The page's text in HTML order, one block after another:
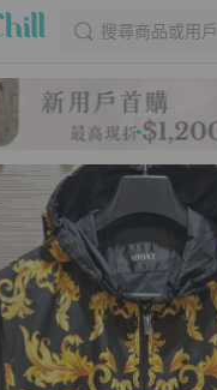
搜尋商品或用戶